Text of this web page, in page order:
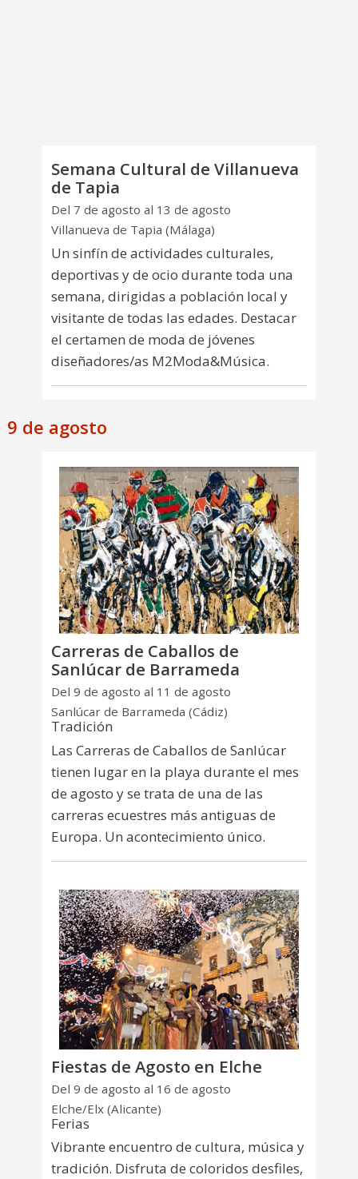
Semana Cultural de Villanueva
de Tapia
Del 7 de agosto al 13 de agosto
Villanueva de Tapia (Málaga)
Un sinfín de actividades culturales,
deportivas y de ocio durante toda una
semana, dirigidas a población local y
visitante de todas las edades. Destacar
el certamen de moda de jóvenes
diseñadores/as M2Moda&Música.
9 de agosto
Carreras de Caballos de
Sanlúcar de Barrameda
Del 9 de agosto al 11 de agosto
Sanlúcar de Barrameda (Cádiz)
Tradición
Las Carreras de Caballos de Sanlúcar
tienen lugar en la playa durante el mes
de agosto y se trata de una de las
carreras ecuestres más antiguas de
Europa. Un acontecimiento único.
Fiestas de Agosto en Elche
Del 9 de agosto al 16 de agosto
Elche/Elx (Alicante)
Ferias
Vibrante encuentro de cultura, música y
tradición. Disfruta de coloridos desfiles,